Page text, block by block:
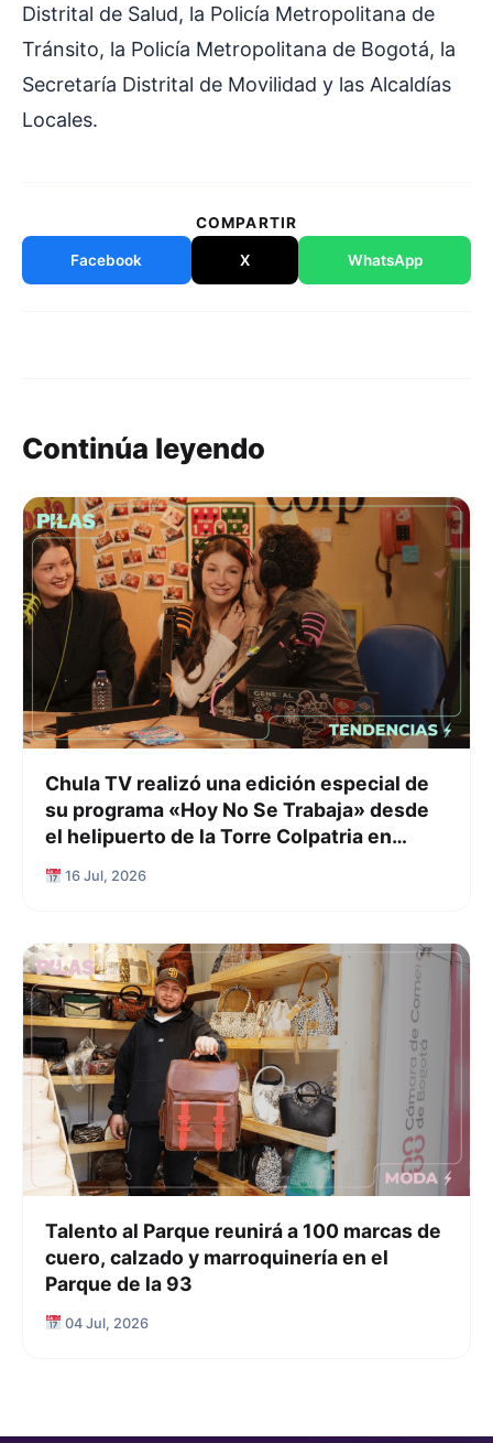
Distrital de Salud, la Policía Metropolitana de
Tránsito, la Policía Metropolitana de Bogotá, la
Secretaría Distrital de Movilidad y las Alcaldías
Locales.
COMPARTIR
Facebook X WhatsApp
Continúa leyendo
Chula TV realizó una edición especial de
su programa «Hoy No Se Trabaja» desde
el helipuerto de la Torre Colpatria en
Bogotá
16 Jul, 2026
Talento al Parque reunirá a 100 marcas de
cuero, calzado y marroquinería en el
Parque de la 93
04 Jul, 2026